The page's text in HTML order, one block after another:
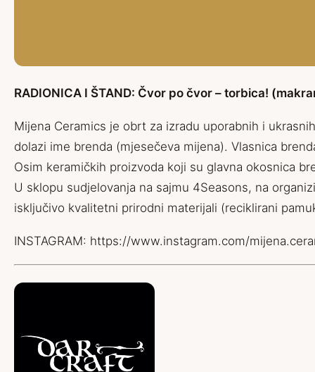
RADIONICA I ŠTAND: Čvor po čvor – torbica!
Mijena Ceramics je obrt za izradu uporabnih i
dolazi ime brenda (mjesečeva mijena). Vlasnica
Osim keramičkih proizvoda koji su glavna okosnica
U sklopu sudjelovanja na sajmu 4Seasons, na
isključivo kvalitetni prirodni materijali (reciklirani
INSTAGRAM: https://www.instagram.com/